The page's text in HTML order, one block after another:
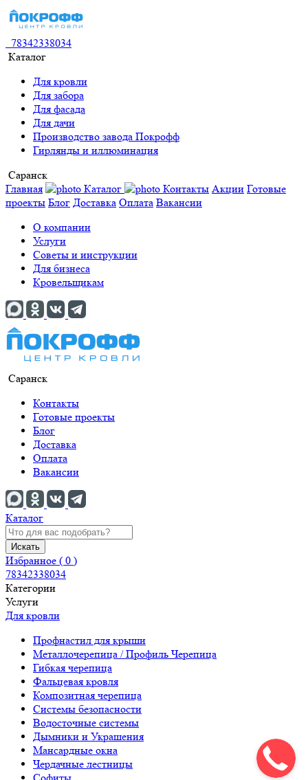
78342338034
Каталог
Для кровли
Для забора
Для фасада
Для дачи
Производство завода Покрофф
Гирлянды и иллюминация
Саранск
Главная
Каталог Контакты Акции Готовые
проекты Блог Доставка Оплата Вакансии
О компании
Услуги
Советы и инструкции
Для бизнеса
Кровельщикам
Саранск
Контакты
Готовые проекты
Блог
Доставка
Оплата
Вакансии
Каталог
Искать
Избранное ( 0 )
78342338034
Категории
Услуги
Для кровли
Профнастил для крыши
Металлочерепица / Профиль Черепица
Гибкая черепица
Фальцевая кровля
Композитная черепица
Системы безопасности
Водосточные системы
Дымники и Украшения
Мансардные окна
Чердачные лестницы